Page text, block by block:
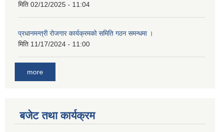
मिति 02/12/2025 - 11:04
प्रधानमन्त्री रोजगार कार्यक्रमको समिति गठन समन्धमा ।
मिति 11/17/2024 - 11:00
more
बजेट तथा कार्यक्रम